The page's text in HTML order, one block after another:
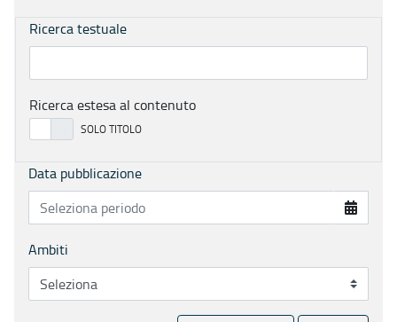
Ricerca testuale
Ricerca estesa al contenuto
Data pubblicazione
Ambiti